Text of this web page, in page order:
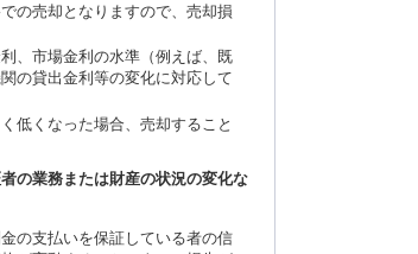
の売却となりますので、売却損
、市場金利の水準（例えば、既
の貸出金利等の変化に対応して
低くなった場合、売却すること
の業務または財産の状況の変化な
の支払いを保証している者の信